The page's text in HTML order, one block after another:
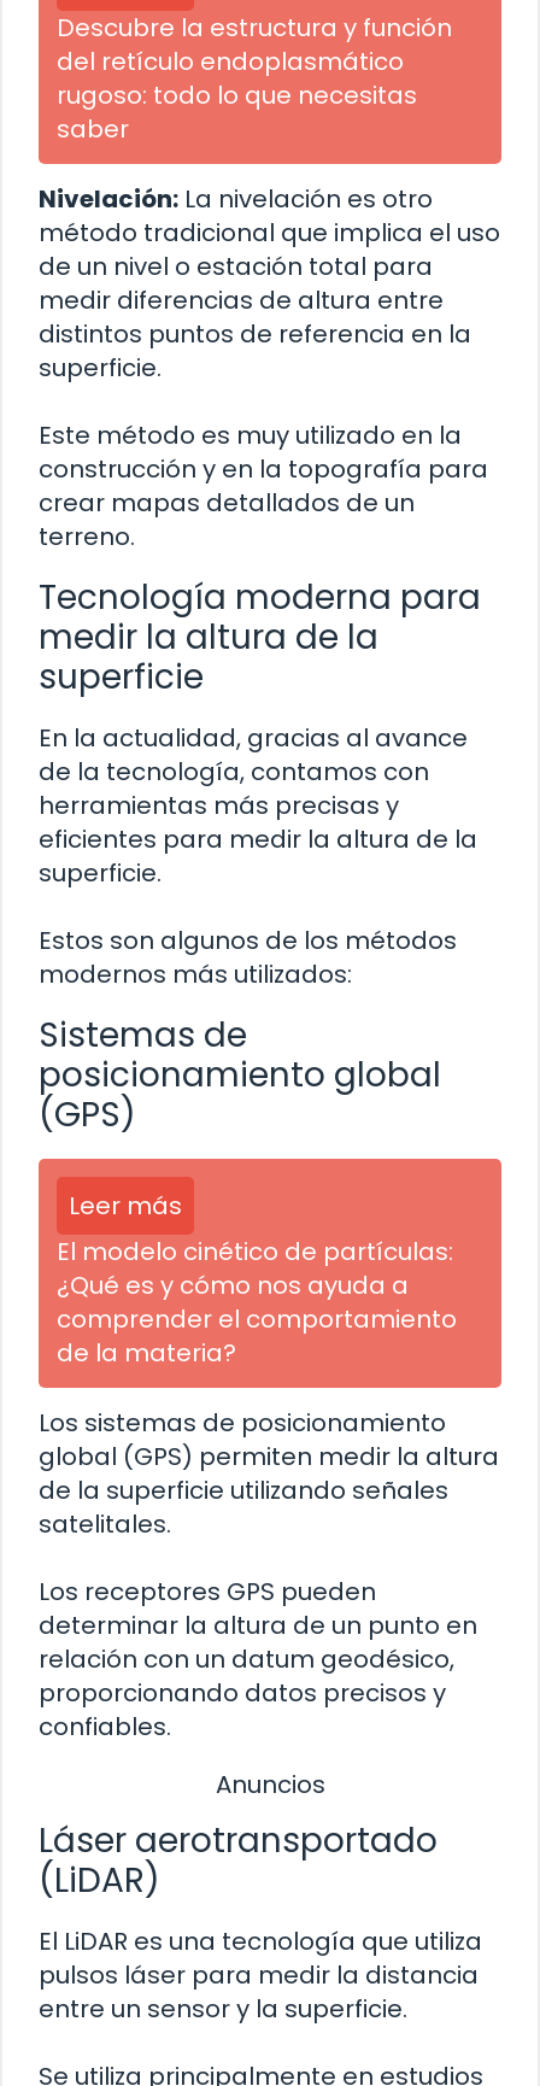
Descubre la estructura y función
del retículo endoplasmático
rugoso: todo lo que necesitas
saber
Nivelación: La nivelación es otro
método tradicional que implica el uso
de un nivel o estación total para
medir diferencias de altura entre
distintos puntos de referencia en la
superficie.
Este método es muy utilizado en la
construcción y en la topografía para
crear mapas detallados de un
terreno.
Tecnología moderna para
medir la altura de la
superficie
En la actualidad, gracias al avance
de la tecnología, contamos con
herramientas más precisas y
eficientes para medir la altura de la
superficie.
Estos son algunos de los métodos
modernos más utilizados:
Sistemas de
posicionamiento global
(GPS)
Leer más
El modelo cinético de partículas:
¿Qué es y cómo nos ayuda a
comprender el comportamiento
de la materia?
Los sistemas de posicionamiento
global (GPS) permiten medir la altura
de la superficie utilizando señales
satelitales.
Los receptores GPS pueden
determinar la altura de un punto en
relación con un datum geodésico,
proporcionando datos precisos y
confiables.
Anuncios
Láser aerotransportado
(LiDAR)
El LiDAR es una tecnología que utiliza
pulsos láser para medir la distancia
entre un sensor y la superficie.
Se utiliza principalmente en estudios